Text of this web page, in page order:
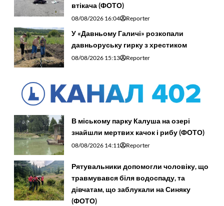
втікача (ФОТО)
08/08/2026 16:04 Reporter
У «Давньому Галичі» розкопали
давньоруську гирку з хрестиком
08/08/2026 15:13 Reporter
В міському парку Калуша на озері
знайшли мертвих качок і рибу (ФОТО)
08/08/2026 14:11 Reporter
Рятувальники допомогли чоловіку, що
травмувався біля водоспаду, та
дівчатам, що заблукали на Синяку
(ФОТО)